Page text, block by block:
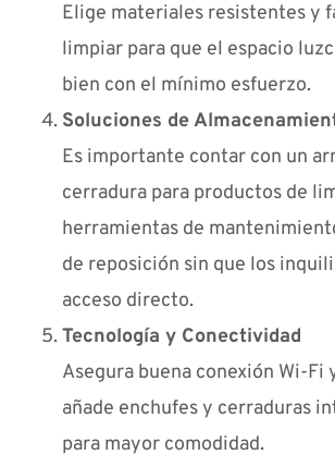
Elige materiales resistentes y
limpiarpara que el espacio
bien con el mínimo esfuerzo.
Soluciones de
Es importante contar con un
cerradura para productos de
herramientas de
de reposición sin que los
acceso directo.
Tecnología y Conectividad
Asegura buena conexión Wi-Fi
añade enchufes y cerraduras
para mayor comodidad.